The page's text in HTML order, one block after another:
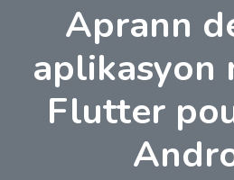
Aprann
aplikasyon
Flutter